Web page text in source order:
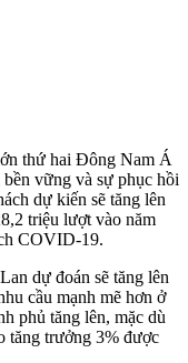
thứ hai Đông Nam Á
vững và sự phục hồi
dự kiến sẽ tăng lên
triệu lượt vào năm
COVID-19.
dự đoán sẽ tăng lên
cầu mạnh mẽ hơn ở
phủ tăng lên, mặc dù
tăng trưởng 3% được